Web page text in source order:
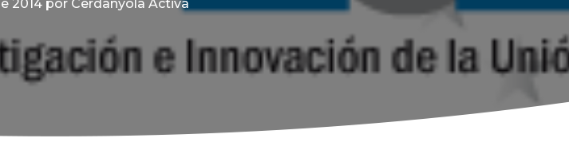
2014 por Cerdanyola Activa